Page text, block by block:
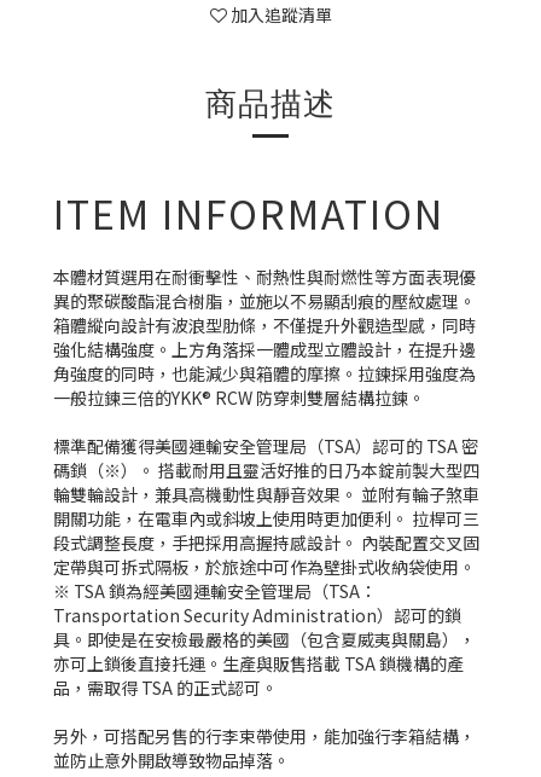
加入追蹤清單
商品描述
ITEM INFORMATION
本體材質選用在耐衝擊性、耐熱性與耐燃性等方面表現優
異的聚碳酸酯混合樹脂，並施以不易顯刮痕的壓紋處理。
箱體縱向設計有波浪型肋條，不僅提升外觀造型感，同時
強化結構強度。上方角落採一體成型立體設計，在提升邊
角強度的同時，也能減少與箱體的摩擦。拉鍊採用強度為
一般拉鍊三倍的YKK® RCW 防穿刺雙層結構拉鍊。
標準配備獲得美國運輸安全管理局（TSA）認可的 TSA 密
碼鎖（※）。 搭載耐用且靈活好推的日乃本錠前製大型四
輪雙輪設計，兼具高機動性與靜音效果。 並附有輪子煞車
開關功能，在電車內或斜坡上使用時更加便利。 拉桿可三
段式調整長度，手把採用高握持感設計。 內裝配置交叉固
定帶與可拆式隔板，於旅途中可作為壁掛式收納袋使用。
※ TSA 鎖為經美國運輸安全管理局（TSA：
Transportation Security Administration）認可的鎖
具。即使是在安檢最嚴格的美國（包含夏威夷與關島），
亦可上鎖後直接托運。生產與販售搭載 TSA 鎖機構的產
品，需取得 TSA 的正式認可。
另外，可搭配另售的行李束帶使用，能加強行李箱結構，
並防止意外開啟導致物品掉落。